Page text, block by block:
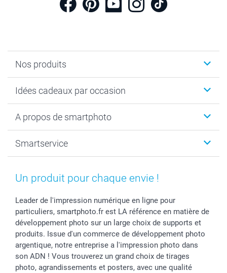
Nos produits
Calendrier photo & Agenda photo
Tirage photo & agrandissement
Faire-part & Cartes
Coques smartphone
Cadres photo & accessoires déco
Dénicheur d'idées cadeau
Idées cadeaux par occasion
Anniversaire
Naissance & baptême
Fête des Mères
Communion
Baptême
Toussaint
Rentrée des classes
Saint-Valentin
Vacances
A propos de smartphoto
Plan du site
Droit de rétraction
Vie privée
Gestion des cookies
Tarifs
Partenariats & Influence
Investisseurs
Smartservice
Aide
smartfriends
Livraison
Modes de paiement
Grandes quantités
Statut de ma commande
Un produit pour chaque envie !
Leader de l'impression numérique en ligne pour
particuliers, smartphoto.fr est LA référence en matière de
développement photo sur un large choix de supports et
produits. Issue d'un commerce de développement photo
argentique, notre entreprise a l'impression photo dans
son ADN ! Vous trouverez un grand choix de tirages
photo, agrandissements et posters, avec une qualité